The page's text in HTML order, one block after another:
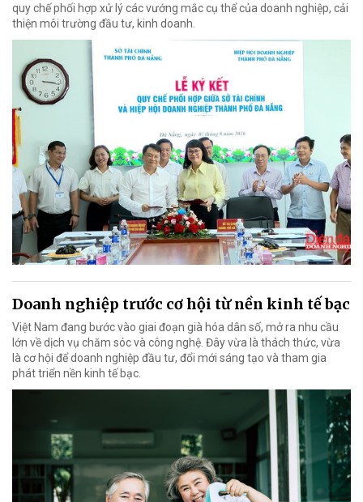
quy chế phối hợp xử lý các vướng mắc cụ thể của doanh nghiệp, cải
thiện môi trường đầu tư, kinh doanh.
Doanh nghiệp trước cơ hội từ nền kinh tế bạc
Việt Nam đang bước vào giai đoạn già hóa dân số, mở ra nhu cầu
lớn về dịch vụ chăm sóc và công nghệ. Đây vừa là thách thức, vừa
là cơ hội để doanh nghiệp đầu tư, đổi mới sáng tạo và tham gia
phát triển nền kinh tế bạc.